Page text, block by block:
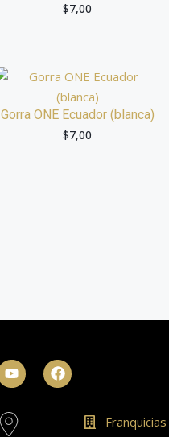
$7,00
Gorra ONE Ecuador (blanca)
$7,00
Franquicias